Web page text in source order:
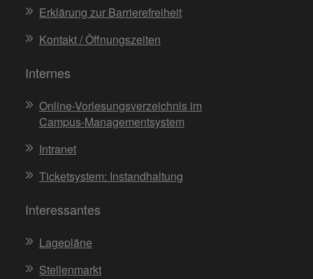
Erklärung zur Barrierefreiheit
Kontakt / Öffnungszeiten
Internes
Online-Vorlesungsverzeichnis im
Campus-Managementsystem
Intranet
Ticketsystem: Instandhaltung
Interessantes
Lagepläne
Stellenmarkt